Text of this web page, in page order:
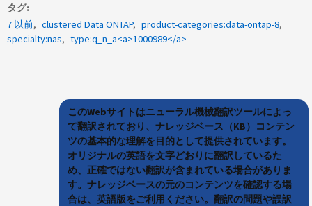
タグ
7 以前
clustered Data ONTAP
product-categories:data-ontap-8
specialty:nas
type:q_n_a<a>1000989</a>
このWebサイトはニューラル機械翻訳ツールによっ
て翻訳されており、ナレッジベース（KB）コンテン
ツの基本的な理解を目的として提供されています。
オリジナルの英語を文字どおりに翻訳しているた
め、正確ではない翻訳が含まれている場合がありま
す。ナレッジベースの元のコンテンツを確認する場
合は、英語版をご利用ください。翻訳の問題や誤訳